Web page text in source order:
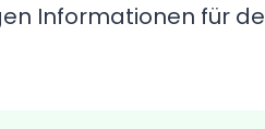
Informationen für